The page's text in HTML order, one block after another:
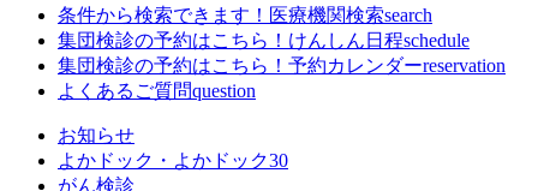
条件から検索できます！ 医療機関検索search
集団検診の予約はこちら！ けんしん日程schedule
集団検診の予約はこちら！ 予約カレンダーreservation
よくあるご質問question
お知らせ
よかドック・よかドック30
がん検診